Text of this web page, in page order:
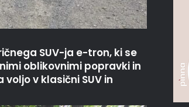
SUV-ja e-tron, ki se
oblikovnimi popravki in
v klasični SUV in